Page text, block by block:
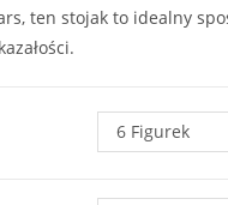
ten stojak to idealny
6 Figurek